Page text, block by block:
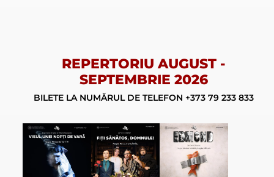
REPERTORIU AUGUST -
SEPTEMBRIE 2026
BILETE LA NUMĂRUL DE TELEFON +373 79 233 833